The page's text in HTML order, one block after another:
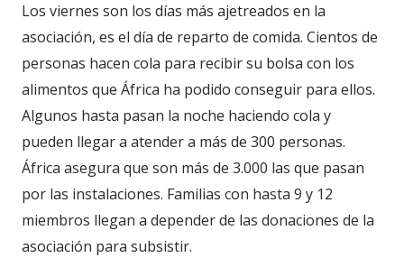
Los viernes son los días más ajetreados en la
asociación, es el día de reparto de comida. Cientos de
personas hacen cola para recibir su bolsa con los
alimentos que África ha podido conseguir para ellos.
Algunos hasta pasan la noche haciendo cola y
pueden llegar a atender a más de 300 personas.
África asegura que son más de 3.000 las que pasan
por las instalaciones. Familias con hasta 9 y 12
miembros llegan a depender de las donaciones de la
asociación para subsistir.